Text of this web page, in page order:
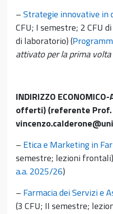
–Strategie innovative in
CFU; I semestre; 2 CFU
di laboratorio) (
attivato per la prima
INDIRIZZO
offerti) (referente Prof.
– Etica e Marketing in
semestre; lezioni
a.a. 2025/26)
– Farmacia dei Servizi e
(3 CFU; II semestre;